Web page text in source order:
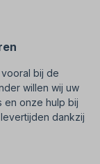
bij de
willen wij uw
en onze hulp bij
dankzij